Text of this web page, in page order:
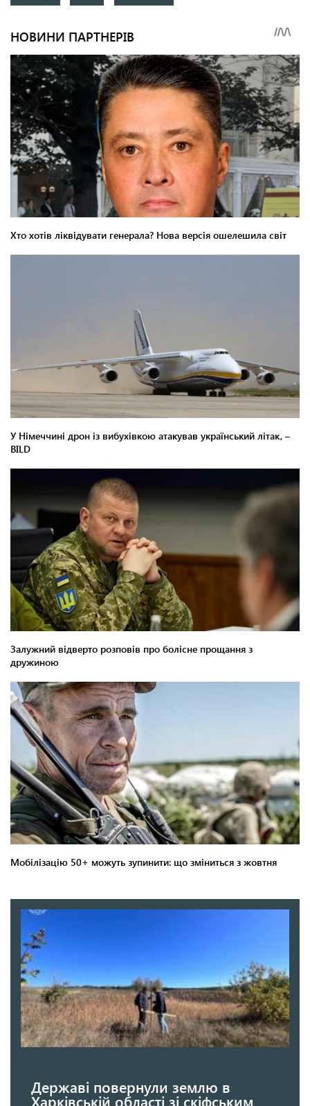
Державі повернули землю в
Харківській області зі скіфським